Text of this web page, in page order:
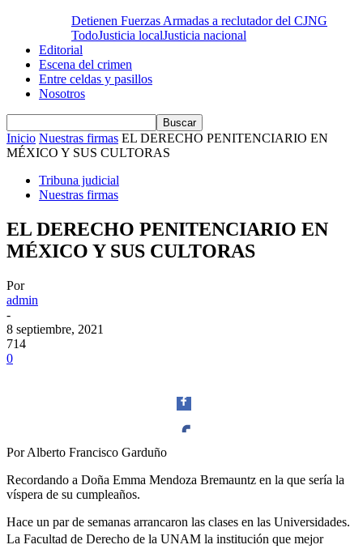
Detienen Fuerzas Armadas a reclutador del CJNG
TodoJusticia localJusticia nacional
Editorial
Escena del crimen
Entre celdas y pasillos
Nosotros
Inicio Nuestras firmas EL DERECHO PENITENCIARIO EN
MÉXICO Y SUS CULTORAS
Tribuna judicial
Nuestras firmas
EL DERECHO PENITENCIARIO EN
MÉXICO Y SUS CULTORAS
Por
admin
-
8 septiembre, 2021
714
0
Por Alberto Francisco Garduño
Recordando a Doña Emma Mendoza Bremauntz en la que sería la
víspera de su cumpleaños.
Hace un par de semanas arrancaron las clases en las Universidades.
La Facultad de Derecho de la UNAM la institución que mejor